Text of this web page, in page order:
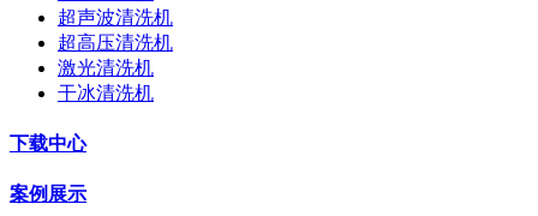
超声波清洗机
超高压清洗机
激光清洗机
干冰清洗机
下载中心
案例展示